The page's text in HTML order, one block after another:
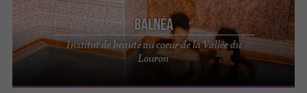
Balnéa
Institut de beauté au coeur de la Vallée du
Louron